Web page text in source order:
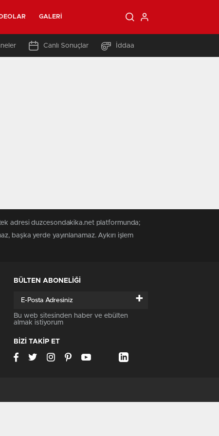
GALERI
Canlı Sonuçlar İddaa
adresi duzcesondakika.net platformunda;
başka yerde yayınlanamaz. Aykırı işlem
BÜLTEN ABONELİĞİ
+
Bu web sitesinden haber ve ebülten
almak istiyorum
BİZİ TAKİP ET